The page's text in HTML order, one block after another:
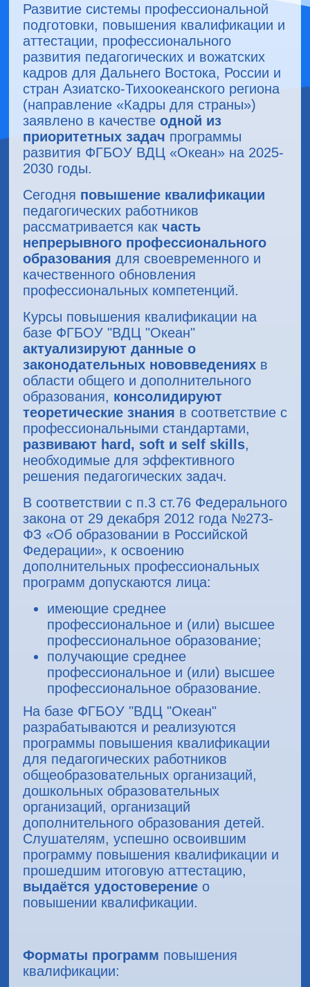
Развитие системы профессиональной
подготовки, повышения квалификации и
аттестации, профессионального
развития педагогических и вожатских
кадров для Дальнего Востока, России и
стран Азиатско-Тихоокеанского региона
(направление «Кадры для страны»)
заявлено в качестве одной из
приоритетных задач программы
развития ФГБОУ ВДЦ «Океан» на 2025-
2030 годы.
Сегодня повышение квалификации
педагогических работников
рассматривается как часть
непрерывного профессионального
образования для своевременного и
качественного обновления
профессиональных компетенций.
Курсы повышения квалификации на
базе ФГБОУ "ВДЦ "Океан"
актуализируют данные о
законодательных нововведениях в
области общего и дополнительного
образования, консолидируют
теоретические знания в соответствие с
профессиональными стандартами,
развивают hard, soft и self skills,
необходимые для эффективного
решения педагогических задач.
В соответствии с п.3 ст.76 Федерального
закона от 29 декабря 2012 года №273-
ФЗ «Об образовании в Российской
Федерации», к освоению
дополнительных профессиональных
программ допускаются лица:
имеющие среднее
профессиональное и (или) высшее
профессиональное образование;
получающие среднее
профессиональное и (или) высшее
профессиональное образование.
На базе ФГБОУ "ВДЦ "Океан"
разрабатываются и реализуются
программы повышения квалификации
для педагогических работников
общеобразовательных организаций,
дошкольных образовательных
организаций, организаций
дополнительного образования детей.
Слушателям, успешно освоившим
программу повышения квалификации и
прошедшим итоговую аттестацию,
выдаётся удостоверение о
повышении квалификации.
Форматы программ повышения
квалификации: